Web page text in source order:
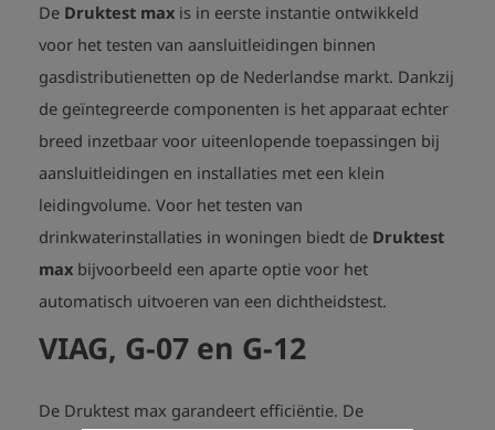
De Druktest max is in eerste instantie ontwikkeld
voor het testen van aansluitleidingen binnen
gasdistributienetten op de Nederlandse markt. Dankzij
de geïntegreerde componenten is het apparaat echter
breed inzetbaar voor uiteenlopende toepassingen bij
aansluitleidingen en installaties met een klein
leidingvolume. Voor het testen van
drinkwaterinstallaties in woningen biedt de Druktest
max bijvoorbeeld een aparte optie voor het
automatisch uitvoeren van een dichtheidstest.
VIAG, G-07 en G-12
De Druktest max garandeert efficiëntie. De